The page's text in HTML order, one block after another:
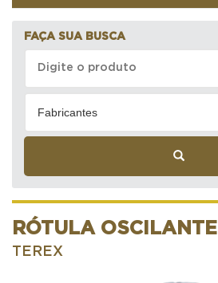
FAÇA SUA BUSCA
Fabricantes
RÓTULA OSCILANTE
TEREX